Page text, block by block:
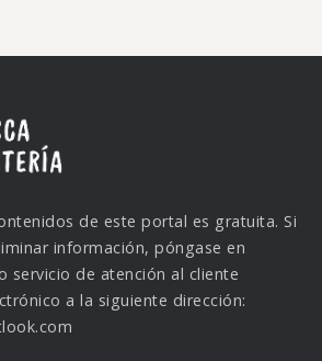
de este portal es gratuita. Si
información, póngase en
servicio de atención al cliente
a la siguiente dirección: